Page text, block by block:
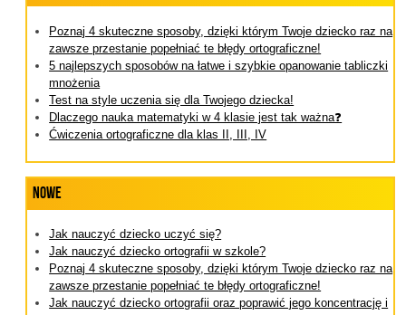
Poznaj 4 skuteczne sposoby, dzięki którym Twoje dziecko raz na
zawsze przestanie popełniać te błędy ortograficzne!
5 najlepszych sposobów na łatwe i szybkie opanowanie tabliczki
mnożenia
Test na style uczenia się dla Twojego dziecka!
Dlaczego nauka matematyki w 4 klasie jest tak ważna❓
Ćwiczenia ortograficzne dla klas II, III, IV
Nowe
Jak nauczyć dziecko uczyć się?
Jak nauczyć dziecko ortografii w szkole?
Poznaj 4 skuteczne sposoby, dzięki którym Twoje dziecko raz na
zawsze przestanie popełniać te błędy ortograficzne!
Jak nauczyć dziecko ortografii oraz poprawić jego koncentrację i